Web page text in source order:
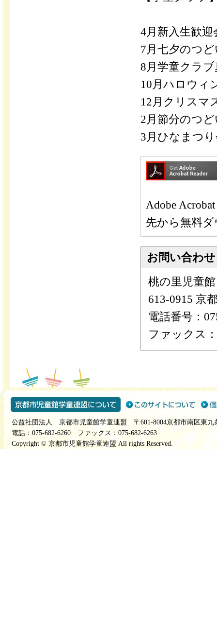
4月新入生歓迎
7月七夕のつ
8月学童クラ
10月ハロウィ
12月クリスマ
2月節分のつ
3月ひなまつ
Adobe
先から無料
お問い合わせ
桃の里児童館
613-0915 京
電話番号：
ファックス
公益社団法人 京都市児童館学童連盟 〒601-8004京都市南区東九
電話：075-682-6260 ファックス：075-682-6263
Copyright © 京都市児童館学童連盟 All rights Reserved.